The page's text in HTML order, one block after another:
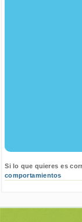
Si lo que quieres es
comportamientos